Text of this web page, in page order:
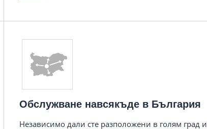
Обслужване навсякъде в България
Независимо дали сте разположени в голям град